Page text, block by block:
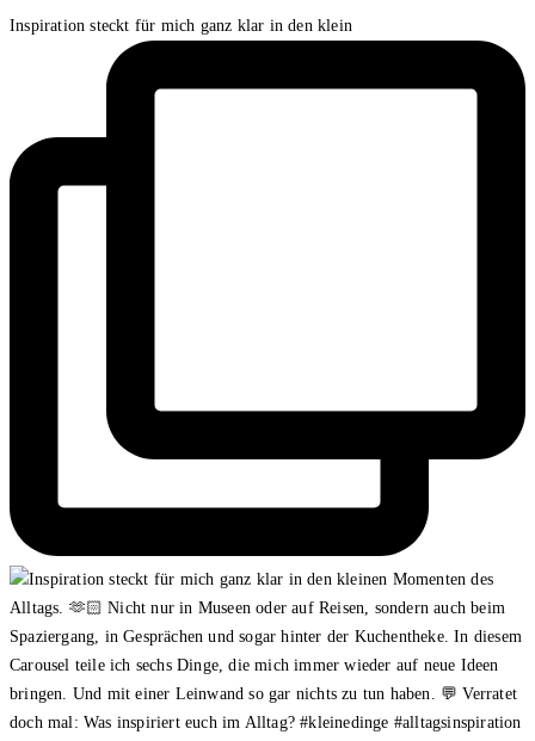
Inspiration steckt für mich ganz klar in den klein